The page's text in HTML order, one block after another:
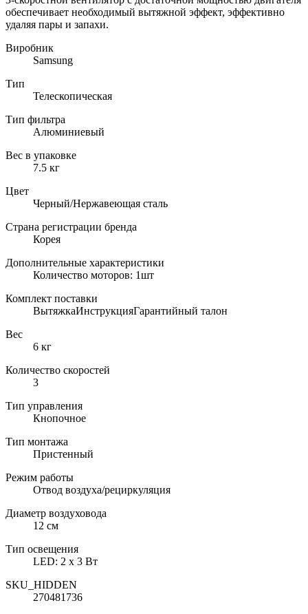
обеспечивает необходимый вытяжной эффект, эффективно
удаляя пары и запахи.
Виробник
Samsung
Тип
Телескопическая
Тип фильтра
Алюминиевый
Вес в упаковке
7.5 кг
Цвет
Черный/Нержавеющая сталь
Страна регистрации бренда
Корея
Дополнительные характеристики
Количество моторов: 1шт
Комплект поставки
ВытяжкаИнструкцияГарантийный талон
Вес
6 кг
Количество скоростей
3
Тип управления
Кнопочное
Тип монтажа
Пристенный
Режим работы
Отвод воздуха/рециркуляция
Диаметр воздуховода
12 см
Тип освещения
LED: 2 x 3 Вт
SKU_HIDDEN
270481736